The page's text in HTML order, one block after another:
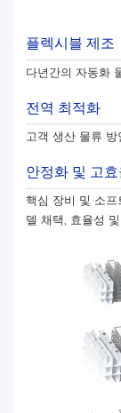
플렉시블 제조
다년간의 자동화
전역 최적화
고객 생산 물류
안정화 및 고효
핵심 장비 및 소
델 채택, 효율성